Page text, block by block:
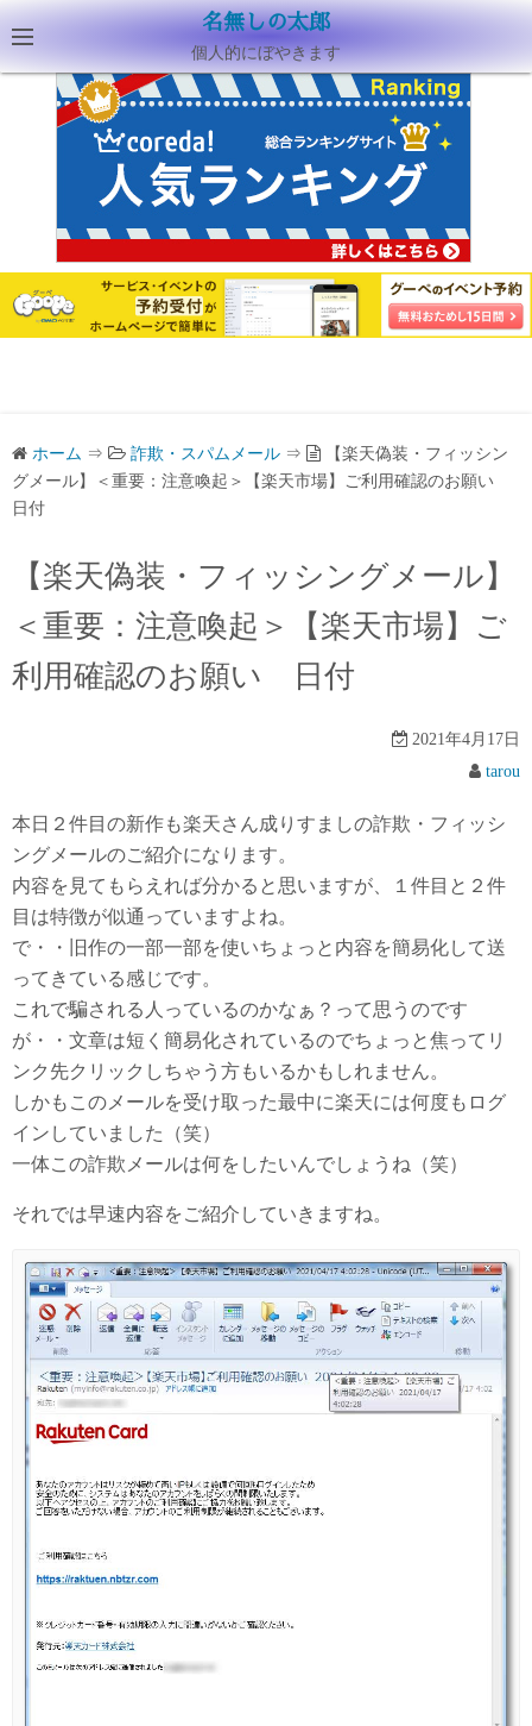
名無しの太郎
個人的にぼやきます
ホーム ⇒ 詐欺・スパムメール ⇒
【楽天偽装・フィッシン
グメール】＜重要：注意喚起＞【楽天市場】ご利用確認のお願い
日付
【楽天偽装・フィッシングメール】
＜重要：注意喚起＞【楽天市場】ご
利用確認のお願い 日付
2021年4月17日
tarou
本日２件目の新作も楽天さん成りすましの詐欺・フィッシ
ングメールのご紹介になります。
内容を見てもらえれば分かると思いますが、１件目と２件
目は特徴が似通っていますよね。
で・・旧作の一部一部を使いちょっと内容を簡易化して送
ってきている感じです。
これで騙される人っているのかなぁ？って思うのです
が・・文章は短く簡易化されているのでちょっと焦ってリ
ンク先クリックしちゃう方もいるかもしれません。
しかもこのメールを受け取った最中に楽天には何度もログ
インしていました（笑）
一体この詐欺メールは何をしたいんでしょうね（笑）
それでは早速内容をご紹介していきますね。